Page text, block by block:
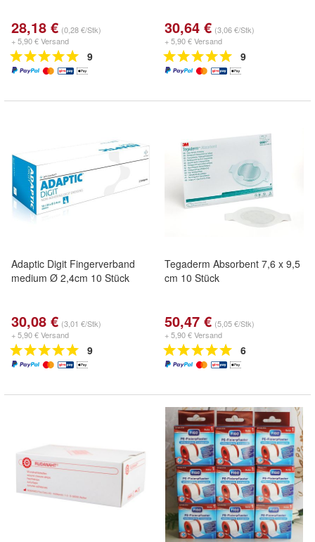
28,18 € (0,28 €/Stk)
+ 5,90 € Versand
9
30,64 € (3,06 €/Stk)
+ 5,90 € Versand
9
Adaptic Digit Fingerverband
medium Ø 2,4cm 10 Stück
30,08 € (3,01 €/Stk)
+ 5,90 € Versand
9
Tegaderm Absorbent 7,6 x 9,5
cm 10 Stück
50,47 € (5,05 €/Stk)
+ 5,90 € Versand
6